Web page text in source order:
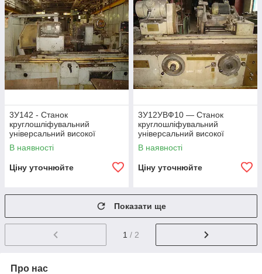
3У142 - Станок
круглошліфувальний
універсальний високої
точності.
В наявності
Ціну уточнюйте
3У12УВФ10 — Станок
круглошліфувальний
універсальний високої
точності.
В наявності
Ціну уточнюйте
Показати ще
1 / 2
Про нас